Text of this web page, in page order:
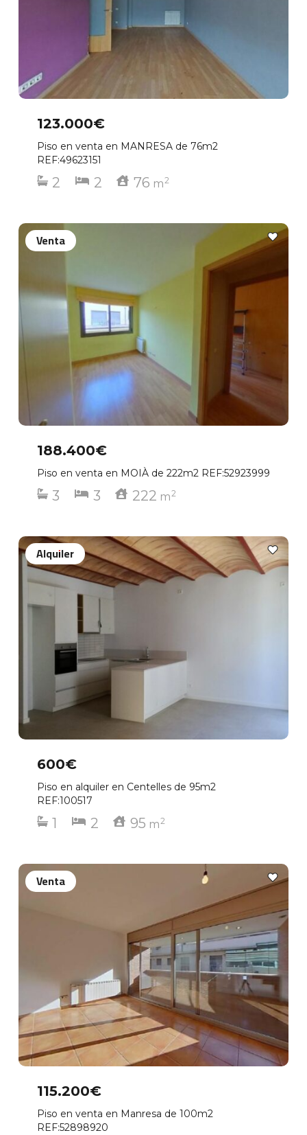
123.000€
Piso en venta en MANRESA de 76m2
REF:49623151
2 2 76 m2
188.400€
Piso en venta en MOIÀ de 222m2 REF:52923999
3 3 222 m2
Venta
600€
Piso en alquiler en Centelles de 95m2
REF:100517
1 2 95 m2
Alquiler
115.200€
Piso en venta en Manresa de 100m2
REF:52898920
Venta